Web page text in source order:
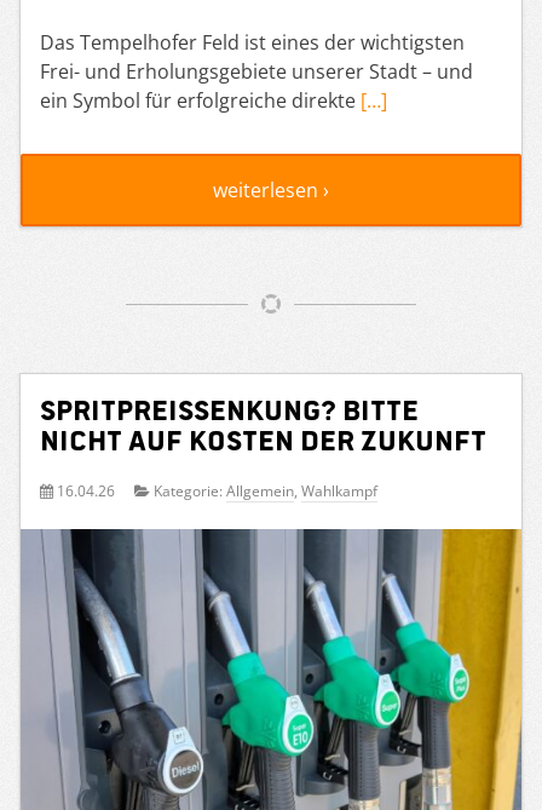
Das Tempelhofer Feld ist eines der wichtigsten
Frei- und Erholungsgebiete unserer Stadt – und
ein Symbol für erfolgreiche direkte […]
weiterlesen ›
Spritpreissenkung? Bitte
nicht auf Kosten der Zukunft
16.04.26 Kategorie: Allgemein, Wahlkampf